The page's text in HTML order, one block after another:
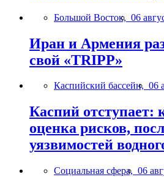
Большой Восток, 06
Иран и Армения
свой «TRIPP»
Каспийский бассейн, 06
Каспий отступает:
оценка рисков,
уязвимостей
Социальная сфера, 06